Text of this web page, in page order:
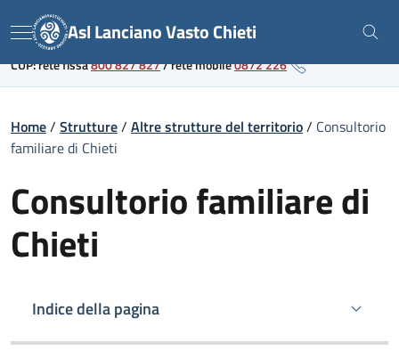
to
content
Link al portale sanitario regionale
Menu Asl Lanciano Vasto Chieti
CUP: rete fissa800 827 827/rete mobile0872 226
Home/ Strutture/ Altre strutture del territorio/ Consultorio
familiare di Chieti
Consultorio familiare di
Chieti
Indice della pagina